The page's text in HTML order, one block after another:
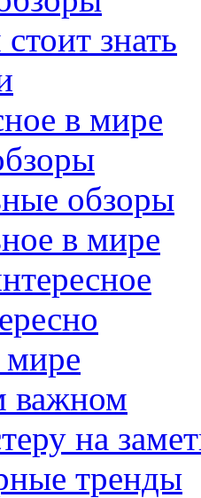
знать
в мире
обзоры
в мире
важном
на
тренды